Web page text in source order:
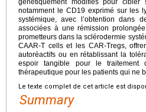
notamment le CD19 exprimé sur les
systémique, avec l’obtention dans
associées à une rémission
prometteurs dans la sclérodermie
CAAR-T cells et les CAR-Tregs,
autoréactifs ou en rétablissant la
espoir tangible pour le traitement
thérapeutique pour les patients qui ne
Le texte complet de cet article est
Summary